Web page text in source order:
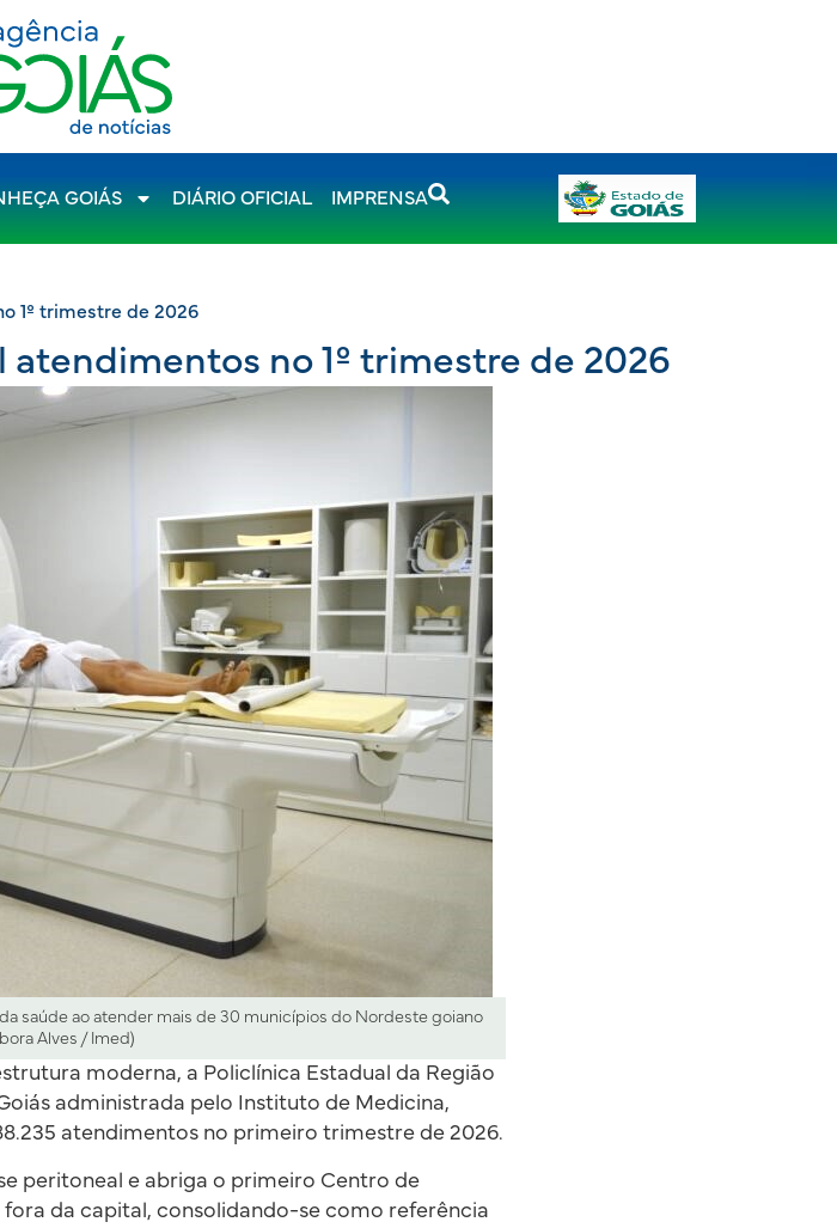
GOIÁS DIÁRIO OFICIAL IMPRENSA
1º trimestre de 2026
no 1º trimestre de 2026
saúde ao atender mais de 30 municípios do Nordeste goiano
Alves / Imed)
moderna, a Policlínica Estadual da Região
administrada pelo Instituto de Medicina,
atendimentos no primeiro trimestre de 2026.
peritoneal e abriga o primeiro Centro de
fora da capital, consolidando-se como referência